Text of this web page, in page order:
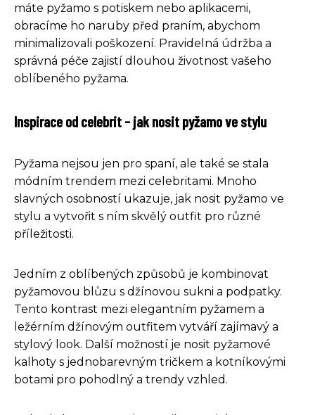
máte pyžamo s potiskem nebo aplikacemi,
obracíme ho naruby před praním, abychom
minimalizovali poškození. Pravidelná údržba a
správná péče zajistí dlouhou životnost vašeho
oblíbeného pyžama.
Inspirace od celebrit - jak nosit pyžamo ve stylu
Pyžama nejsou jen pro spaní, ale také se stala
módním trendem mezi celebritami. Mnoho
slavných osobností ukazuje, jak nosit pyžamo ve
stylu a vytvořit s ním skvělý outfit pro různé
příležitosti.
Jedním z oblíbených způsobů je kombinovat
pyžamovou blůzu s džínovou sukni a podpatky.
Tento kontrast mezi elegantním pyžamem a
ležérním džínovým outfitem vytváří zajímavý a
stylový look. Další možností je nosit pyžamové
kalhoty s jednobarevným tričkem a kotníkovými
botami pro pohodlný a trendy vzhled.